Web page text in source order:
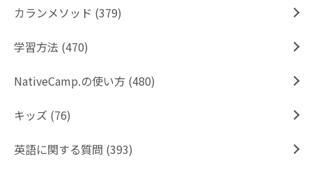
カランメソッド (379)
学習方法 (470)
NativeCamp.の使い方 (480)
キッズ (76)
英語に関する質問 (393)